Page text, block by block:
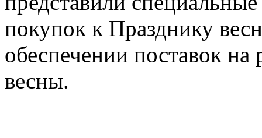
покупок к Празднику
обеспечении поставок
весны.